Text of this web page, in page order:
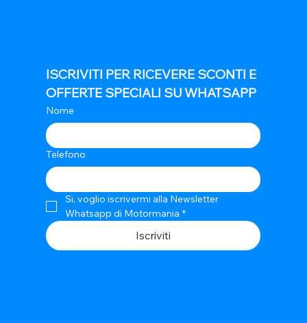
ISCRIVITI PER RICEVERE SCONTI E
OFFERTE SPECIALI SU WHATSAPP
Nome
Telefono
Si, voglio iscrivermi alla Newsletter
Whatsapp di Motormania *
Iscriviti